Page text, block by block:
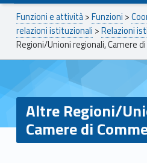
Breadcrumbs navigation
Funzioni e attività>Funzioni >
relazioni istituzionali >Relazioni
Regioni/Unioni regionali, Camere
Altre Regioni/Unioni regionali,
Camere di